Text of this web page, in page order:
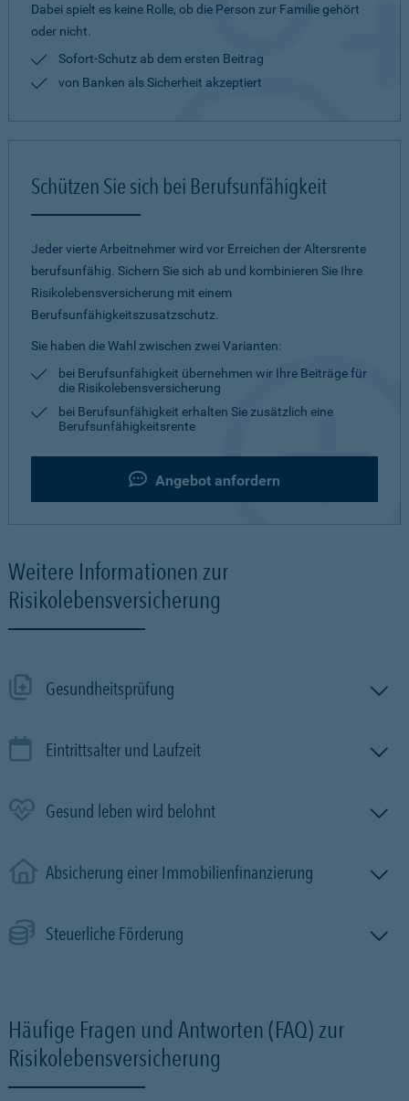
Dabei spielt es keine Rolle, ob die Person zur Familie gehört
oder nicht.
Sofort-Schutz ab dem ersten Beitrag
von Banken als Sicherheit akzeptiert
Schützen Sie sich bei Berufsunfähigkeit
Jeder vierte Arbeitnehmer wird vor Erreichen der Altersrente
berufsunfähig. Sichern Sie sich ab und kombinieren Sie Ihre
Risikolebensversicherung mit einem
Berufsunfähigkeitszusatzschutz.
Sie haben die Wahl zwischen zwei Varianten:
bei Berufsunfähigkeit übernehmen wir Ihre Beiträge für
die Risikolebensversicherung
bei Berufsunfähigkeit erhalten Sie zusätzlich eine
Berufsunfähigkeitsrente
Angebot anfordern
Weitere Informationen zur
Risikolebensversicherung
Gesundheitsprüfung
Eintrittsalter und Laufzeit
Gesund leben wird belohnt
Absicherung einer Immobilien­finanzierung
Steuerliche Förderung
Häufige Fragen und Antworten (FAQ) zur
Risikolebensversicherung